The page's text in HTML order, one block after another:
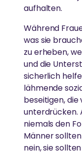
aufhalten.
Während
was sie
zu erheben,
und die
sicherlich
lähmende
beseitigen, die
unterdrücken.
niemals den
Männer
nein, sie